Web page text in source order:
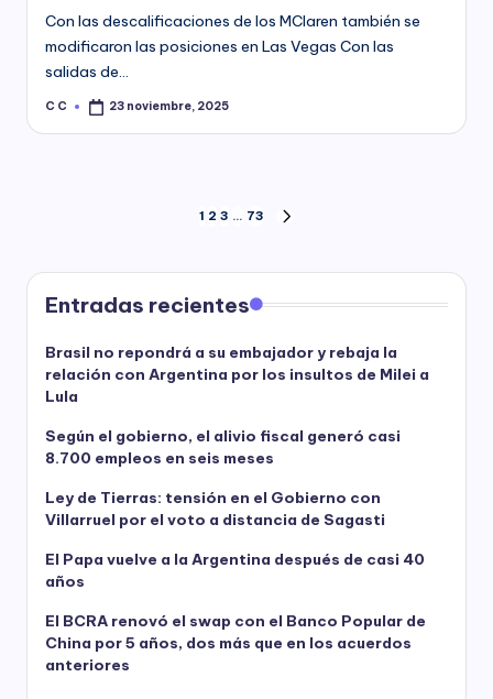
Con las descalificaciones de los MClaren también se
modificaron las posiciones en Las Vegas Con las
salidas de…
Posted
C C 23 noviembre, 2025
Paginación
de
entradas
1 2 3 … 73
Entradas recientes
Brasil no repondrá a su embajador y rebaja la
relación con Argentina por los insultos de Milei a
Lula
Según el gobierno, el alivio fiscal generó casi
8.700 empleos en seis meses
Ley de Tierras: tensión en el Gobierno con
Villarruel por el voto a distancia de Sagasti
El Papa vuelve a la Argentina después de casi 40
años
El BCRA renovó el swap con el Banco Popular de
China por 5 años, dos más que en los acuerdos
anteriores